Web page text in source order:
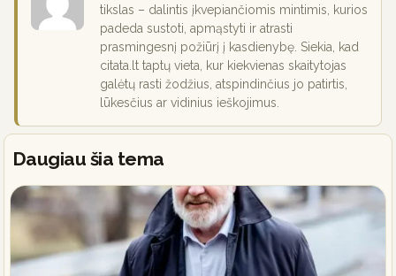
tikslas – dalintis įkvepiančiomis mintimis, kurios
padeda sustoti, apmąstyti ir atrasti
prasmingesnį požiūrį į kasdienybę. Siekia, kad
citata.lt taptų vieta, kur kiekvienas skaitytojas
galėtų rasti žodžius, atspindinčius jo patirtis,
lūkesčius ar vidinius ieškojimus.
Daugiau šia tema